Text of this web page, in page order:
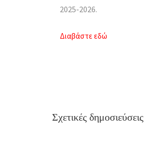
2025-2026.
Διαβάστε εδώ
Σχετικές δημοσιεύσεις